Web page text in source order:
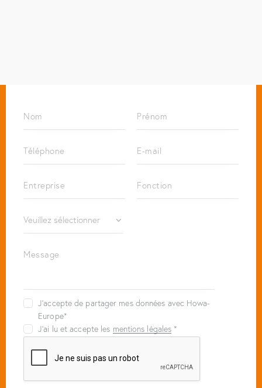
J’accepte de partager mes données avec Howa-
Europe*
J’ai lu et accepte les mentions légales *